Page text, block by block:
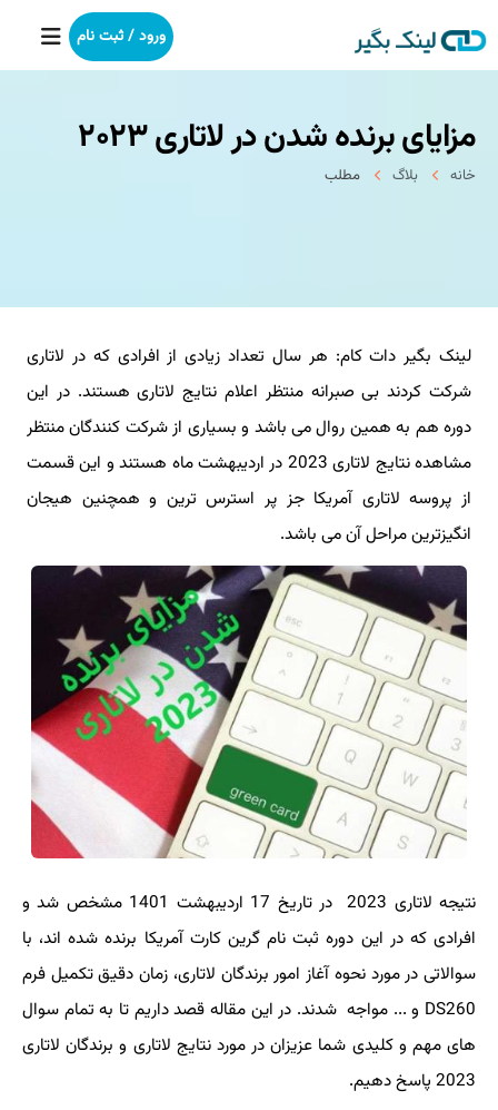
خانه
بکلینک
خدمات ما
درباره ما
آموزش
ورود / ثبت نام
مزایای برنده شدن در لاتاری ۲۰۲۳
خانه بلاگ مطلب
لینک بگیر دات کام: هر سال تعداد زیادی از افرادی که در لاتاری
شرکت کردند بی صبرانه منتظر اعلام نتایج لاتاری هستند. در این
دوره هم به همین روال می باشد و بسیاری از شرکت کنندگان منتظر
مشاهده نتایج لاتاری 2023 در اردیبهشت ماه هستند و این قسمت
از پروسه لاتاری آمریکا جز پر استرس ترین و همچنین هیجان
انگیزترین مراحل آن می باشد.
نتیجه لاتاری 2023 در تاریخ 17 اردیبهشت 1401 مشخص شد و
افرادی که در این دوره ثبت نام گرین کارت آمریکا برنده شده اند، با
سوالاتی در مورد نحوه آغاز امور برندگان لاتاری، زمان دقیق تکمیل فرم
DS260 و ... مواجه شدند. در این مقاله قصد داریم تا به تمام سوال
های مهم و کلیدی شما عزیزان در مورد نتایج لاتاری و برندگان لاتاری
2023 پاسخ دهیم.